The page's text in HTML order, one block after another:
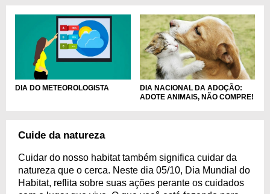
DIA DO METEOROLOGISTA
DIA NACIONAL DA ADOÇÃO:
ADOTE ANIMAIS, NÃO COMPRE!
Cuide da natureza
Cuidar do nosso habitat também significa cuidar da
natureza que o cerca. Neste dia 05/10, Dia Mundial do
Habitat, reflita sobre suas ações perante os cuidados